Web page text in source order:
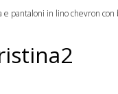
e pantaloni in lino chevron